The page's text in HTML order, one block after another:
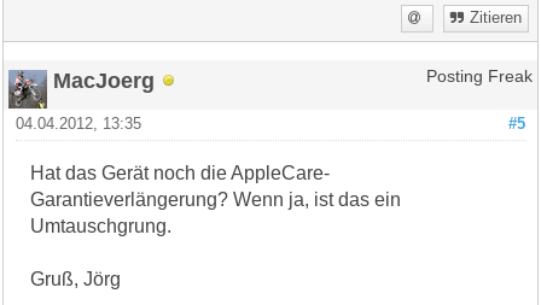
Zitieren
MacJoerg Posting Freak
#5
04.04.2012, 13:35
Hat das Gerät noch die AppleCare-
Garantieverlängerung? Wenn ja, ist das ein
Umtauschgrung.
Gruß, Jörg